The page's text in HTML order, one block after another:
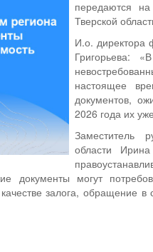
передаются
Тверской
И.о. директора
Григорьева:
настоящее
документов,
2026 года их
Заместитель
области
документы могут
залога, обращение в